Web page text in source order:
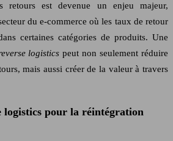
retours est devenue un enjeu majeur,
du e-commerce où les taux de retour
certaines catégories de produits. Une
logisticspeut non seulement réduire
mais aussi créer de la valeur à travers
logistics pour la réintégration